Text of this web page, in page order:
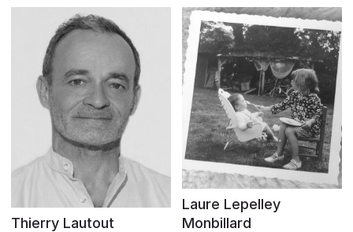
Thierry Lautout
Laure Lepelley
Monbillard